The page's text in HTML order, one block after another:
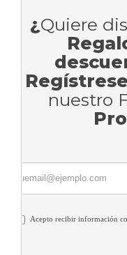
¿Quiere
nuestro
Acepto recibir información